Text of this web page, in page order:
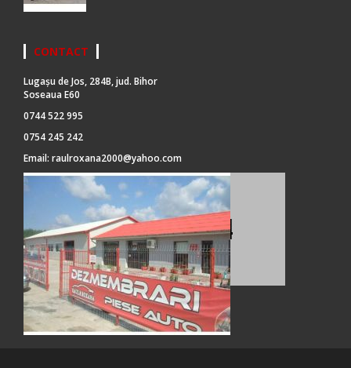
CONTACT
Lugașu de Jos, 284B, jud. Bihor
Soseaua E60
0744 522 995
0754 245 242
Email: raulroxana2000@yahoo.com